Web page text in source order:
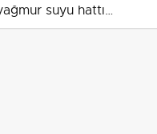
suyu hattı